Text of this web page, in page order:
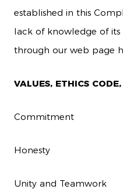
established in this
lack of knowledge of
through our web page
VALUES, ETHICS
Commitment
Honesty
Unity and Teamwork